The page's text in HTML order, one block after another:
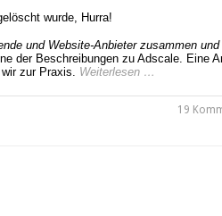
wurde, Hurra!
und Website-Anbieter zusammen
der Beschreibungen zu Adscale. Eine
zur Praxis. Weiterlesen …
19